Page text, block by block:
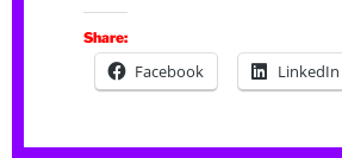
Share:
Facebook LinkedIn